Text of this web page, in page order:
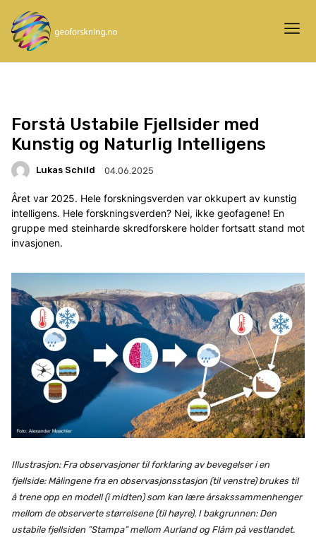
Forstå Ustabile Fjellsider med
Kunstig og Naturlig Intelligens
Lukas Schild 04.06.2025
Året var 2025. Hele forskningsverden var okkupert av kunstig
intelligens. Hele forskningsverden? Nei, ikke geofagene! En
gruppe med steinharde skredforskere holder fortsatt stand mot
invasjonen.
Illustrasjon: Fra observasjoner til forklaring av bevegelser i en
fjellside: Målingene fra en observasjonsstasjon (til venstre) brukes til
å trene opp en modell (i midten) som kan lære årsakssammenhenger
mellom de observerte størrelsene (til høyre). I bakgrunnen: Den
ustabile fjellsiden ”Stampa” mellom Aurland og Flåm på vestlandet.